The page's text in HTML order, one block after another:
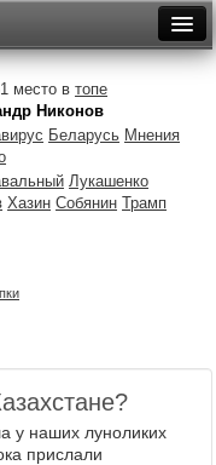
место втопе
Никонов
Беларусь Мнения
Лукашенко
Хазин Собянин Трамп
у наших луноликих
прислали